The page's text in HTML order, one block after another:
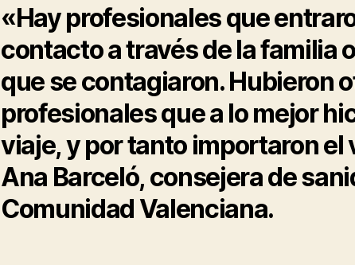
«Hay profesionales que
contacto a través de la familia
que se contagiaron. Hubieron
profesionales que a lo mejor
viaje, y por tanto importaron el
Ana Barceló, consejera de
Comunidad Valenciana.